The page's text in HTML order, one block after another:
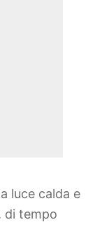
luce calda e
di tempo